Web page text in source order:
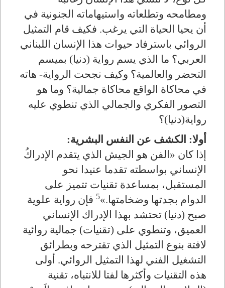
ومطامحه وتطلعاته واستيهاماته الجنونية في
أن يحيا الحياة التي يرغب. فكيف قام التمثيل
الروائي باسترفاد حيوات هذا الإنسان اللبناني
العربي؟ ما الذي يسم رواية (دنيا) بميسم
التحضر والعالمية؟ وكيف نجحت الرواية- هاته
في محاكاة الواقع محاكاة جمالية؟ وما هو
التصور الفكري والجمالي الذي تنطوي عليه
رواية(دنيا)؟
أولا: الكشف عن النفس البشرية:
إذا كان «الفن هو الجيش الذي يتقدم الإدراكُ
الإنساني بواسطته تقدما عنيدا نحو
المستقبل، بمساعدة تقنيات تتميز على
الدوام بجدتها وضخامتها.»5 فإن رواية علوية
صبح (دنيا) تحتشد بهذا الإدراك الإنساني
العميق، وتنطوي على (تقنيات) جمالية روائية
لافتة بنوع التمثيل الذي تقترحه وبطرائق
التشغيل الفني لهذا التمثيل الروائي. أولى
هذه التقنيات وأكثرها لفتا للانتباه، تقنية